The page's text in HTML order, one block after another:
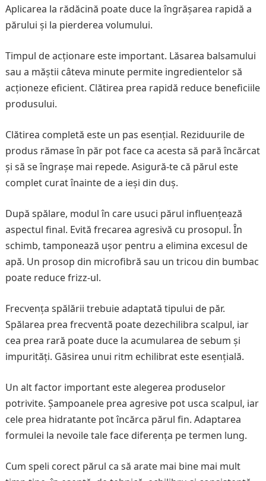
Aplicarea la rădăcină poate duce la îngrășarea rapidă a
părului și la pierderea volumului.
Timpul de acționare este important. Lăsarea balsamului
sau a măștii câteva minute permite ingredientelor să
acționeze eficient. Clătirea prea rapidă reduce beneficiile
produsului.
Clătirea completă este un pas esențial. Reziduurile de
produs rămase în păr pot face ca acesta să pară încărcat
și să se îngrașe mai repede. Asigură-te că părul este
complet curat înainte de a ieși din duș.
După spălare, modul în care usuci părul influențează
aspectul final. Evită frecarea agresivă cu prosopul. În
schimb, tamponează ușor pentru a elimina excesul de
apă. Un prosop din microfibră sau un tricou din bumbac
poate reduce frizz-ul.
Frecvența spălării trebuie adaptată tipului de păr.
Spălarea prea frecventă poate dezechilibra scalpul, iar
cea prea rară poate duce la acumularea de sebum și
impurități. Găsirea unui ritm echilibrat este esențială.
Un alt factor important este alegerea produselor
potrivite. Șampoanele prea agresive pot usca scalpul, iar
cele prea hidratante pot încărca părul fin. Adaptarea
formulei la nevoile tale face diferența pe termen lung.
Cum speli corect părul ca să arate mai bine mai mult